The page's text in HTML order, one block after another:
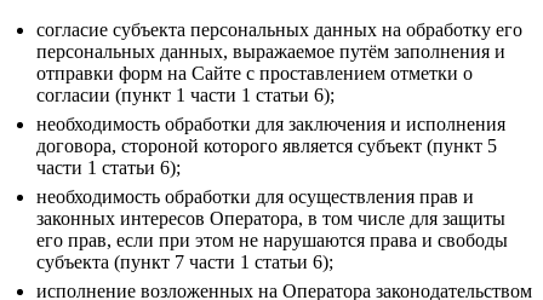
согласие субъекта персональных данных на обработку его
персональных данных, выражаемое путём заполнения и
отправки форм на Сайте с проставлением отметки о
согласии (пункт 1 части 1 статьи 6);
необходимость обработки для заключения и исполнения
договора, стороной которого является субъект (пункт 5
части 1 статьи 6);
необходимость обработки для осуществления прав и
законных интересов Оператора, в том числе для защиты
его прав, если при этом не нарушаются права и свободы
субъекта (пункт 7 части 1 статьи 6);
исполнение возложенных на Оператора законодательством